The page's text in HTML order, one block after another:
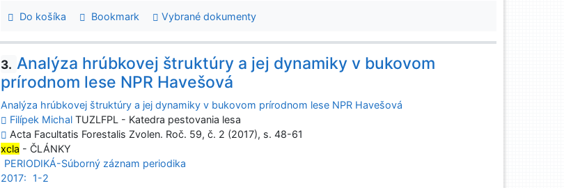
Do košíka Bookmark Vybrané dokumenty
3. Analýza hrúbkovej štruktúry a jej dynamiky v bukovom
prírodnom lese NPR Havešová
Analýza hrúbkovej štruktúry a jej dynamiky v bukovom prírodnom lese NPR Havešová
Filípek Michal TUZLFPL - Katedra pestovania lesa
Acta Facultatis Forestalis Zvolen. Roč. 59, č. 2 (2017), s. 48-61
xcla - ČLÁNKY
PERIODIKÁ-Súborný záznam periodika
2017:
1-2